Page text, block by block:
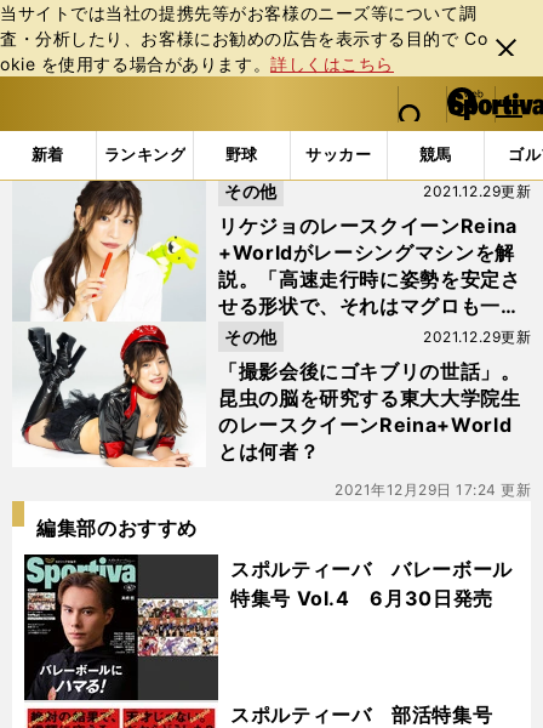
当サイトでは当社の提携先等がお客様のニーズ等について調
査・分析したり、お客様にお勧めの広告を表⽰する⽬的で Co
okie を使⽤する場合があります。詳しくはこちら
閉じ
る
web Sportiva (webスポルティーバ)
検索
マイペ
ー
ジ
メニュ
新着 ランキング 野球 サッカー 競馬 ゴ
b
ス
ィ
ー
バ
「#レイナワールド」の最新ニュース・ 情報
リケジョのレースクイーンReina
+Worldがレーシングマシンを解
説。「高速走行時に姿勢を安定さ
せる形状で、それはマグロも一
緒」
2021.12.29更新
その他
「撮影会後にゴキブリの世話」。
昆虫の脳を研究する東大大学院生
のレースクイーンReina+World
とは何者？
2021.12.29更新
その他
2021年12月29日 17:24 更新
編集部のおすすめ
スポルティーバ バレーボール
特集号 Vol.4 6月30日発売
スポルティーバ 部活特集号